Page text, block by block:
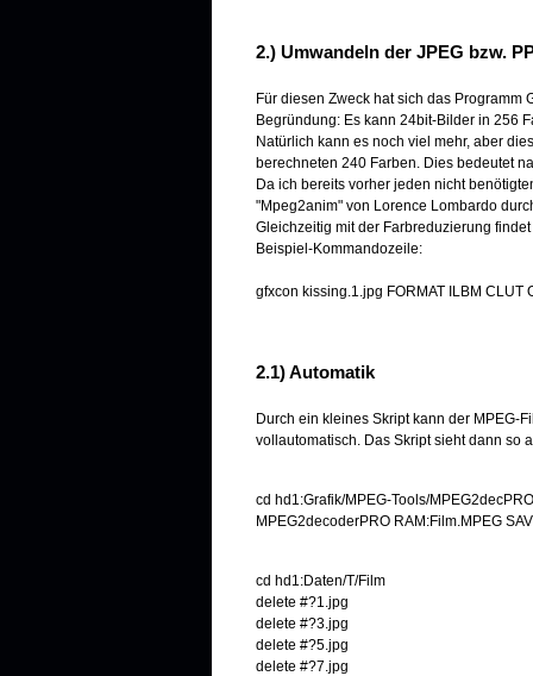
2.) Umwandeln der JPEG bzw.
Für diesen Zweck hat sich das Programm
Begründung: Es kann 24bit-Bilder in 256
Natürlich kann es noch viel mehr, aber
berechneten 240 Farben. Dies bedeutet
Da ich bereits vorher jeden nicht
"Mpeg2anim" von Lorence Lombardo
Gleichzeitig mit der Farbreduzierung
Beispiel-Kommandozeile:
gfxcon kissing.1.jpg FORMAT ILBM CLUT
2.1) Automatik
Durch ein kleines Skript kann der MPEG-
vollautomatisch. Das Skript sieht dann so
cd hd1:Grafik/MPEG-Tools/MPEG2decPRO
MPEG2decoderPRO RAM:Film.MPEG
cd hd1:Daten/T/Film
delete #?1.jpg
delete #?3.jpg
delete #?5.jpg
delete #?7.jpg